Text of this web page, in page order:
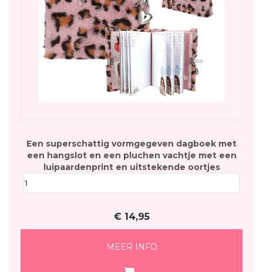
Een superschattig vormgegeven dagboek met
een hangslot en een pluchen vachtje met een
luipaardenprint en uitstekende oortjes
€ 14,95
MEER INFO